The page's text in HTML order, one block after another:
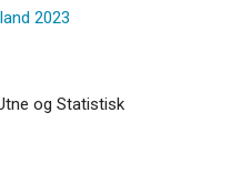
2023
og Statistisk